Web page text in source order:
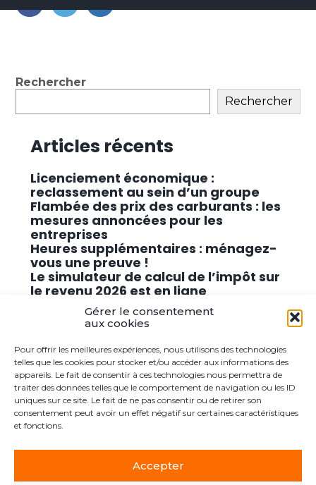
Gérer le consentement
aux cookies
Pour offrir les meilleures expériences, nous utilisons des technologies
telles que les cookies pour stocker et/ou accéder aux informations des
appareils. Le fait de consentir à ces technologies nous permettra de
traiter des données telles que le comportement de navigation ou les ID
uniques sur ce site. Le fait de ne pas consentir ou de retirer son
consentement peut avoir un effet négatif sur certaines caractéristiques
et fonctions.
Accepter
FaceBook
TwitterLinkedIn
Blog
Rechercher
Rechercher
Articles récents
Licenciement économique :
reclassement au sein d’un groupe
Flambée des prix des carburants : les
mesures annoncées pour les
entreprises
Heures supplémentaires : ménagez-
vous une preuve !
Le simulateur de calcul de l’impôt sur
le revenu 2026 est en ligne
Promouvoir des solutions de
cybersécurité conformes au RGPD
Commentaires récents
Aucun commentaire à afficher.